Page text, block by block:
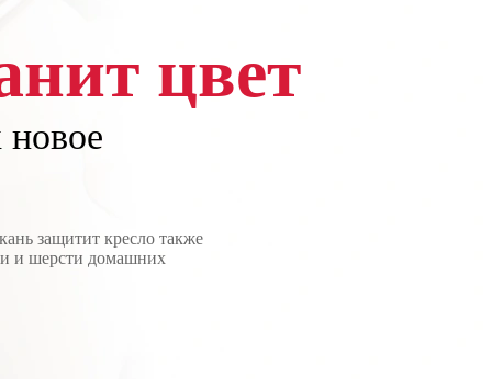
цвет
новое
защитит кресло также
и шерсти домашних